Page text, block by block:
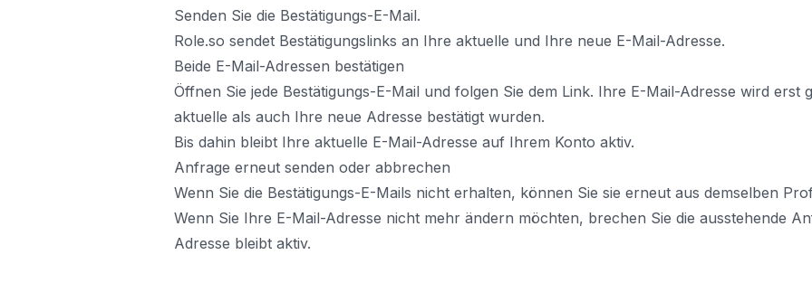
Senden Sie die Bestätigungs-E-Mail.
Role.so sendet Bestätigungslinks an Ihre aktuelle und Ihre neue E-Mail-Adresse.
Beide E-Mail-Adressen bestätigen
Öffnen Sie jede Bestätigungs-E-Mail und folgen Sie dem Link. Ihre E-Mail-Adresse wird erst
aktuelle als auch Ihre neue Adresse bestätigt wurden.
Bis dahin bleibt Ihre aktuelle E-Mail-Adresse auf Ihrem Konto aktiv.
Anfrage erneut senden oder abbrechen
Wenn Sie die Bestätigungs-E-Mails nicht erhalten, können Sie sie erneut aus demselben
Wenn Sie Ihre E-Mail-Adresse nicht mehr ändern möchten, brechen Sie die ausstehende
Adresse bleibt aktiv.